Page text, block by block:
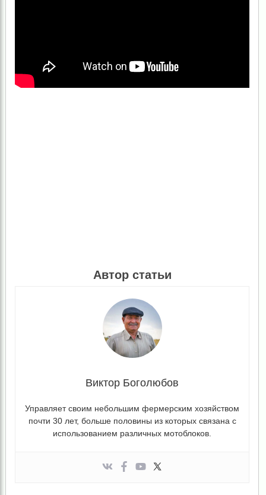
Автор статьи
Виктор Боголюбов
Управляет своим небольшим фермерским хозяйством
почти 30 лет, больше половины из которых связана с
использованием различных мотоблоков.